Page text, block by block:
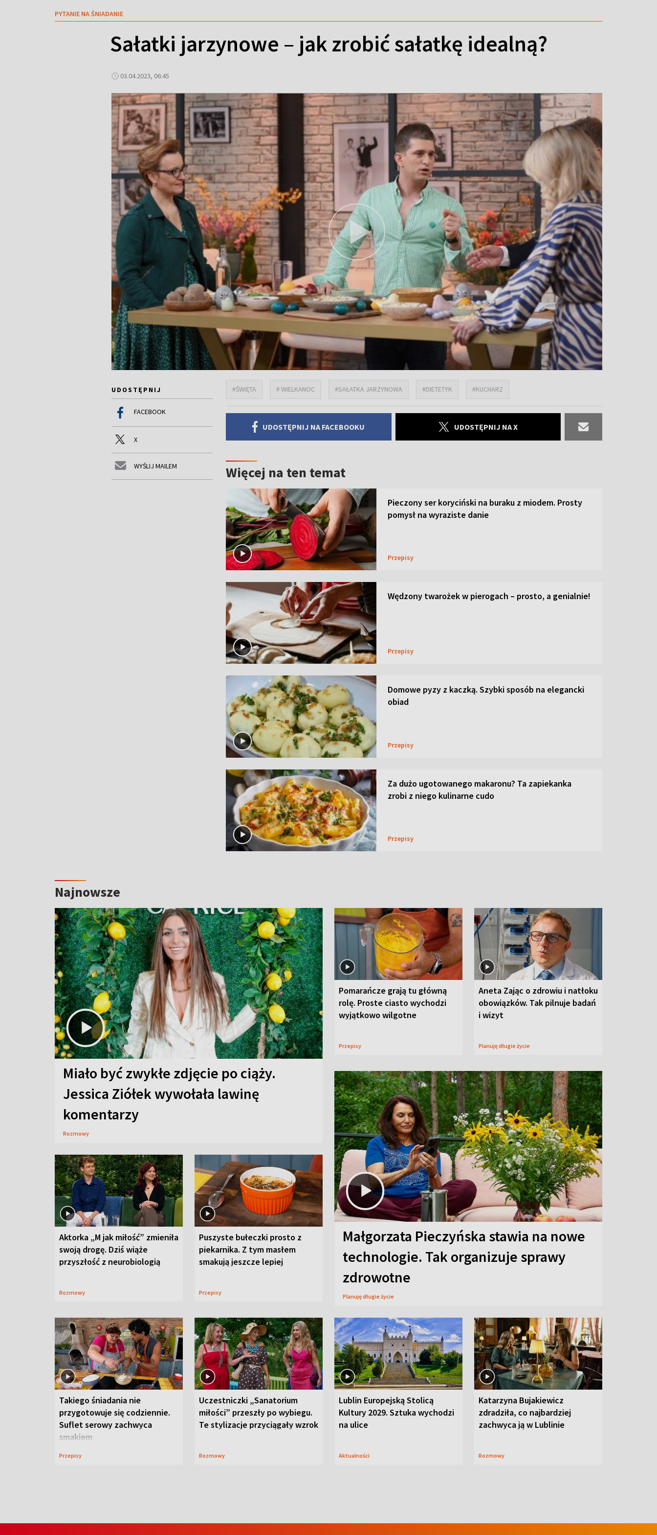
PYTANIE NA ŚNIADANIE
Sałatki jarzynowe – jak zrobić sałatkę idealną?
03.04.2023, 06:45
UDOSTĘPNIJ
FACEBOOK
X
WYŚLIJ MAILEM
#ŚWIĘTA # WIELKANOC #SAŁATKA JARZYNOWA #DIETETYK #KUCHARZ
UDOSTĘPNIJ NA FACEBOOKU UDOSTĘPNIJ NA X
Więcej na ten temat
Pieczony ser koryciński na buraku z miodem. Prosty
pomysł na wyraziste danie
Przepisy
Wędzony twarożek w pierogach – prosto, a genialnie!
Przepisy
Domowe pyzy z kaczką. Szybki sposób na elegancki
obiad
Przepisy
Za dużo ugotowanego makaronu? Ta zapiekanka
zrobi z niego kulinarne cudo
Przepisy
Najnowsze
Miało być zwykłe zdjęcie po ciąży.
Jessica Ziółek wywołała lawinę
komentarzy
Rozmowy
Pomarańcze grają tu główną
rolę. Proste ciasto wychodzi
wyjątkowo wilgotne
Przepisy
Aneta Zając o zdrowiu i natłoku
obowiązków. Tak pilnuje badań
i wizyt
Planuję długie życie
Aktorka „M jak miłość” zmieniła
swoją drogę. Dziś wiąże
przyszłość z neurobiologią
Rozmowy
Puszyste bułeczki prosto z
piekarnika. Z tym masłem
smakują jeszcze lepiej
Przepisy
Małgorzata Pieczyńska stawia na nowe
technologie. Tak organizuje sprawy
zdrowotne
Planuję długie życie
Takiego śniadania nie
przygotowuje się codziennie.
Suflet serowy zachwyca
smakiem
Przepisy
Uczestniczki „Sanatorium
miłości” przeszły po wybiegu.
Te stylizacje przyciągały wzrok
Rozmowy
Lublin Europejską Stolicą
Kultury 2029. Sztuka wychodzi
na ulice
Aktualności
Katarzyna Bujakiewicz
zdradziła, co najbardziej
zachwyca ją w Lublinie
Rozmowy